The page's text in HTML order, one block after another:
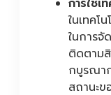
การใช้เ
ในเทคโ
ในการจั
ติดตาม
กบูรณา
สถานะข